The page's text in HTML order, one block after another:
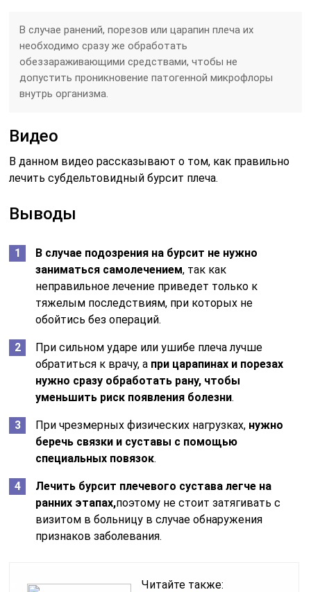
В случае ранений, порезов или царапин плеча их
необходимо сразу же обработать
обеззараживающими средствами, чтобы не
допустить проникновение патогенной микрофлоры
внутрь организма.
Видео
В данном видео рассказывают о том, как правильно
лечить субдельтовидный бурсит плеча.
Выводы
В случае подозрения на бурсит не нужно
заниматься самолечением, так как
неправильное лечение приведет только к
тяжелым последствиям, при которых не
обойтись без операций.
При сильном ударе или ушибе плеча лучше
обратиться к врачу, а при царапинах и порезах
нужно сразу обработать рану, чтобы
уменьшить риск появления болезни.
При чрезмерных физических нагрузках, нужно
беречь связки и суставы с помощью
специальных повязок.
Лечить бурсит плечевого сустава легче на
ранних этапах,поэтому не стоит затягивать с
визитом в больницу в случае обнаружения
признаков заболевания.
Читайте также: